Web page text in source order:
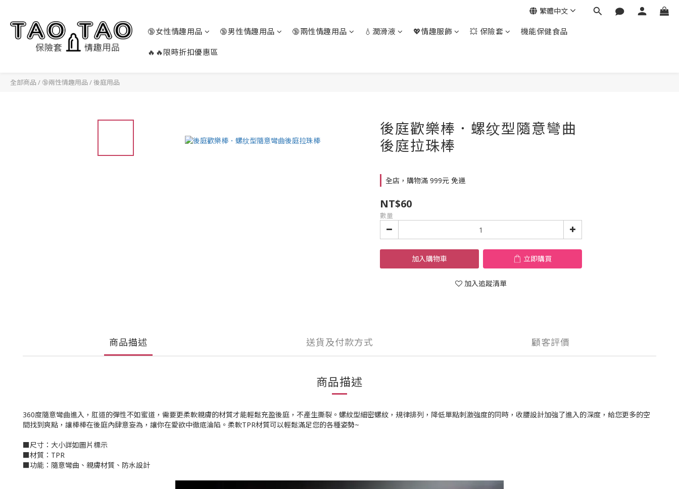
🔞女性情趣用品 🔞男性情趣用品 🔞兩性情趣用品 💧潤滑液 💖情趣服飾 💥 保險套 機能保健食品
🔥🔥限時折扣優惠區
繁體中文
全部商品 / 🔞兩性情趣用品 /後庭用品
後庭歡樂棒．螺纹型隨意彎曲
後庭拉珠棒
全店，購物滿 999元 免運
NT$60
數量
加入購物車 立即購買
加入追蹤清單
商品描述 送貨及付款方式 顧客評價
商品描述
360度隨意彎曲進入，肛道的彈性不如蜜道，需要更柔軟親膚的材質才能輕鬆充盈後庭，不產生撕裂。螺紋型細密螺紋，規律排列，降低單點刺激強度的同時，收腰設計加強了進入的深度，給您更多的空
間找到爽點，讓棒棒在後庭內肆意妄為，讓你在愛欲中徹底淪陷。柔軟TPR材質可以輕鬆滿足您的各種姿勢~
■尺寸：大小詳如圖片標示
■材質：TPR
■功能：隨意彎曲、親膚材質、防水設計